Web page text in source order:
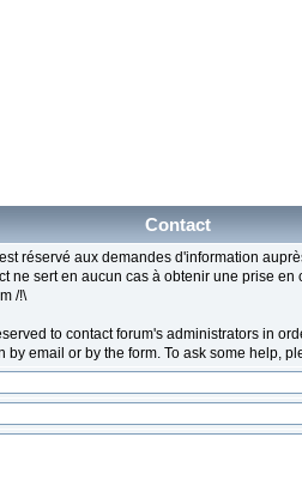
Contact
réservé aux demandes d'information
ne sert en aucun cas à obtenir une prise
/!\
to contact forum's administrators in
by email or by the form. To ask some help,